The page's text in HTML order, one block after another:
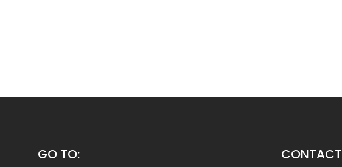
GO TO: CONTACT